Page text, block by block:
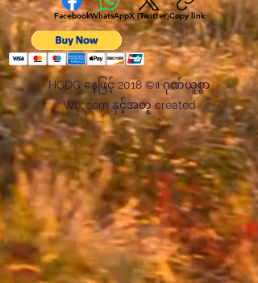
FacebookWhatsAppX (Twitter)Copy link
HGDG နေဖြင့် 2018 ©။ ဂုဏ်ယူစွာ
Wix.com နှင့်အတူ created